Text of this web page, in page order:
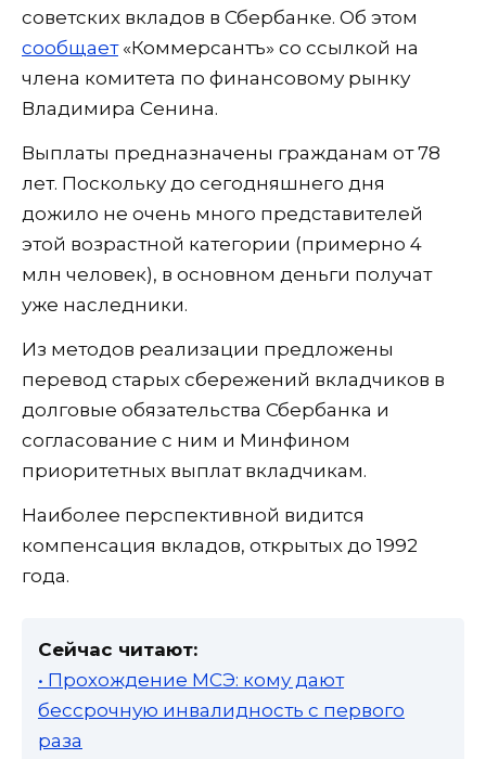
советских вкладов в Сбербанке. Об этом
сообщает«Коммерсантъ» со ссылкой на
члена комитета по финансовому рынку
Владимира Сенина.
Выплаты предназначены гражданам от 78
лет. Поскольку до сегодняшнего дня
дожило не очень много представителей
этой возрастной категории (примерно 4
млн человек), в основном деньги получат
уже наследники.
Из методов реализации предложены
перевод старых сбережений вкладчиков в
долговые обязательства Сбербанка и
согласование с ним и Минфином
приоритетных выплат вкладчикам.
Наиболее перспективной видится
компенсация вкладов, открытых до 1992
года.
Сейчас читают:
• Прохождение МСЭ: кому дают
бессрочную инвалидность с первого
раза